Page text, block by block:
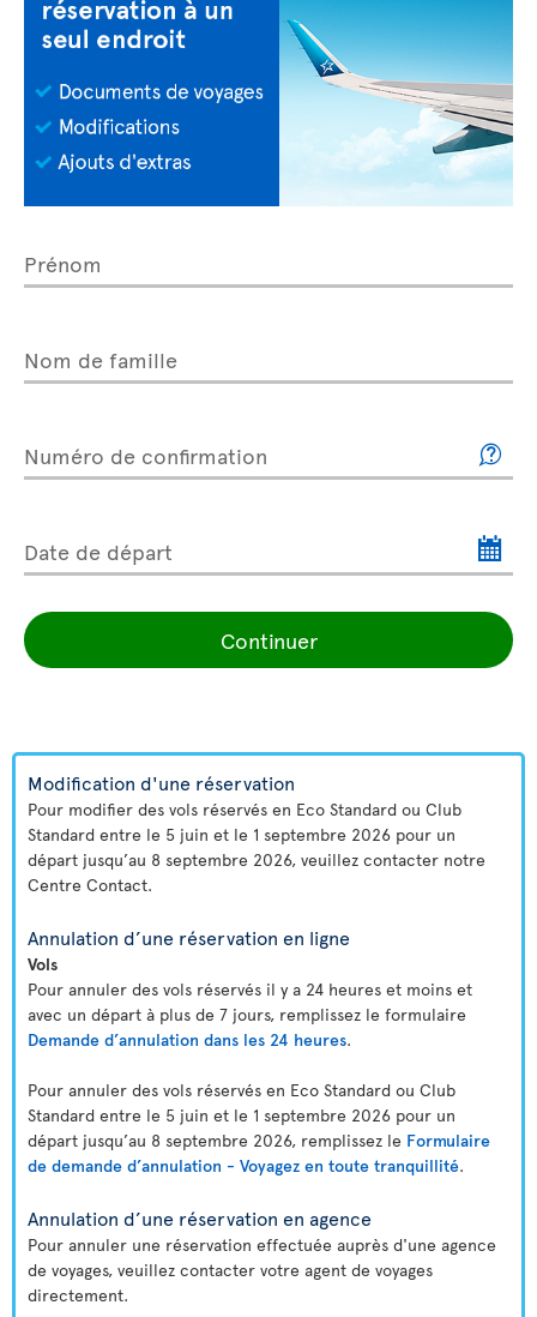
Prénom
Nom de famille
Numéro de confirmation
Date de départ
Continuer
Modification d'une réservation
Pour modifier des vols réservés en Eco Standard ou Club
Standard entre le 5 juin et le 1 septembre 2026 pour un
départ jusqu’au 8 septembre 2026, veuillez contacter notre
Centre Contact.
Annulation d’une réservation en ligne
Vols
Pour annuler des vols réservés il y a 24 heures et moins et
avec un départ à plus de 7 jours, remplissez le formulaire
Demande d’annulation dans les 24 heures.
Pour annuler des vols réservés en Eco Standard ou Club
Standard entre le 5 juin et le 1 septembre 2026 pour un
départ jusqu’au 8 septembre 2026, remplissez le Formulaire
de demande d’annulation - Voyagez en toute tranquillité.
Annulation d’une réservation en agence
Pour annuler une réservation effectuée auprès d'une agence
de voyages, veuillez contacter votre agent de voyages
directement.